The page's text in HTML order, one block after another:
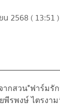
น 2568 ( 13:51 )
กสวน"ฟาร์มรั
พีรพงษ์ ไตรงา